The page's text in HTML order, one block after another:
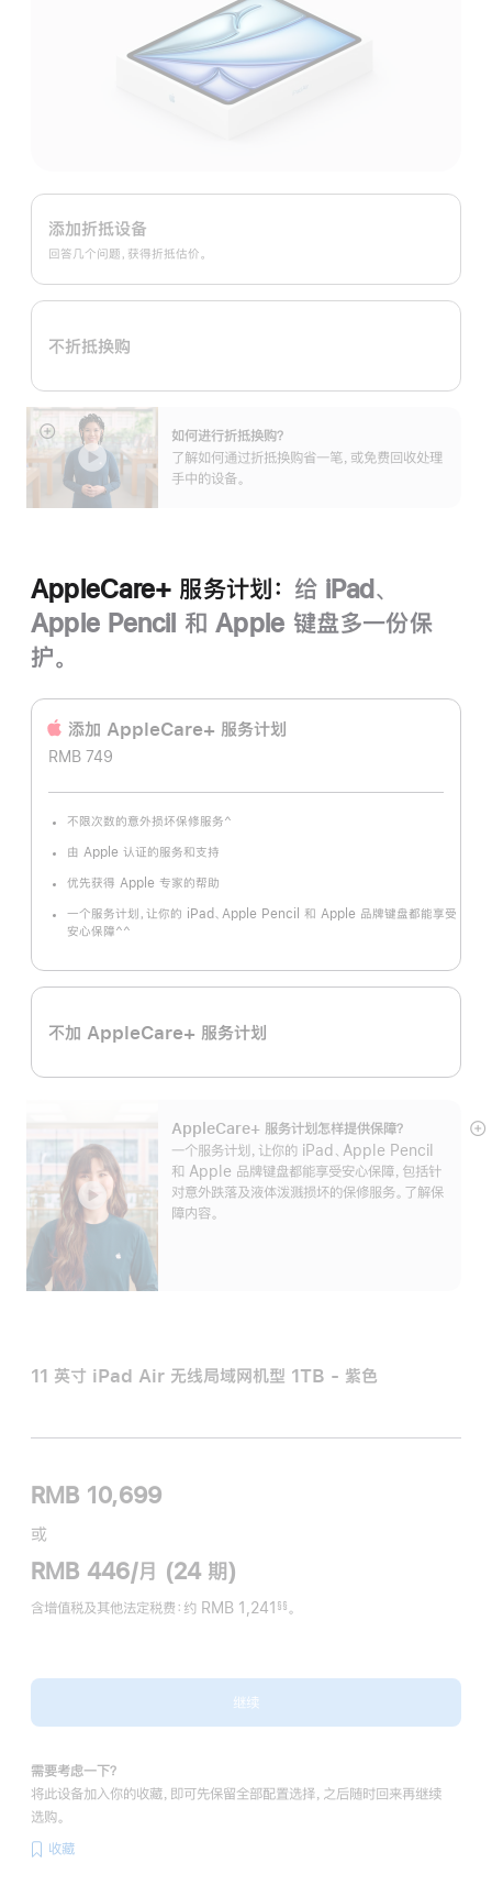
Apple
Trade
换
购
划：
添加折抵设备
回答几个问题，获得折抵估价。
不折抵换购
如何进行折抵换购？
了解如何通过折抵换购省一笔，或免费回收处理
手中的设备。
展
AppleCare+ 服务计划： 给 iPad、
Apple Pencil 和 Apple 键盘多一份保
护。
添加 AppleCare+ 服务计‍划
RMB 749
不限次数的意外损坏保修服务
注
^
由 Apple 认证的服务和支持
优先获得 Apple 专家的帮助
一个服务计划，让你的 iPad、Apple Pencil 和 Apple 品牌键盘都能享受
安心保障^^
不加 AppleCare+ 服务计划
AppleCare+ 服务计划怎样提供保⁠障？
一个服务计划，让你的 iPad、Apple Pencil
和 Apple 品牌键盘都能享受安心保障，包括针
对意外跌落及液体泼溅损坏的保修服务。了解保
障内容。
展
11 英寸 iPad Air 无线局域网机型 1TB - 紫色
RMB 10,699
或
RMB 446/月 (24 期)
含增值税及其他法定税费 ：约 RMB 1,241 §§ 。
继续
需要考虑一下？
将此设备加入你的收藏，即可先保留全部配置选择，之后随时回来再继续
选购。
收藏